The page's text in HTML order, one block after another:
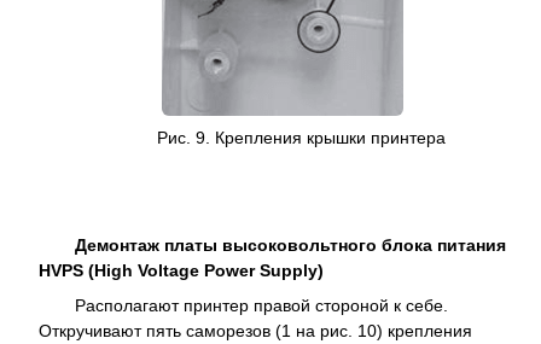
Рис. 9. Крепления крышки принтера
Демонтаж платы высоковольтного блока питания
HVPS (High Voltage Power Supply)
Располагают принтер правой стороной к себе.
Откручивают пять саморезов (1 на рис. 10) крепления